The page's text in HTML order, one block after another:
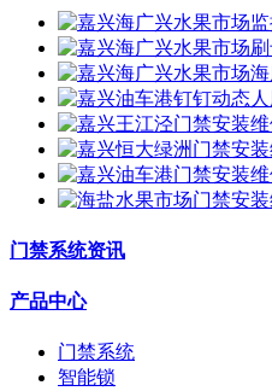
门禁系统资讯
产品中心
门禁系统
智能锁